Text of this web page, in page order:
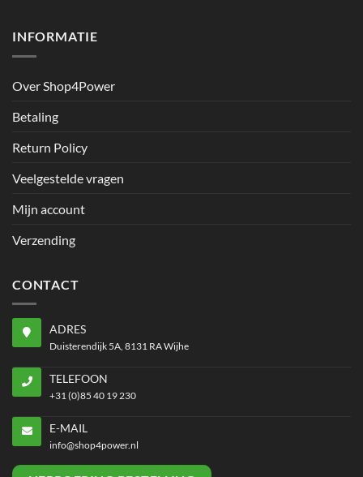
INFORMATIE
Over Shop4Power
Betaling
Return Policy
Veelgestelde vragen
Mijn account
Verzending
CONTACT
ADRES
Duisterendijk 5A, 8131 RA Wijhe
TELEFOON
+31 (0)85 40 19 230
E-MAIL
info@shop4power.nl